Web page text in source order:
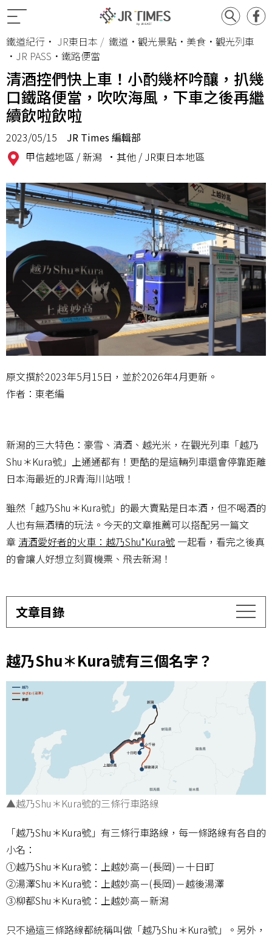
鐵道紀行 • JR東日本
鐵道•觀光景點•美食•觀光列車
•JR PASS•鐵路便當
清酒控們快上車！小酌幾杯吟釀，扒幾
口鐵路便當，吹吹海風，下車之後再繼
續飲啦飲啦
2023/05/15
JR Times 編輯部
甲信越地區 /新潟 •其他 / JR東日本地區
原文撰於2023年5月15日，並於2026年4月更新。
作者：東老編
新潟的三大特色：豪雪、清酒、越光米，在觀光列車「越乃
Shu＊Kura號」上通通都有！更酷的是這輛列車還會停靠距離
日本海最近的JR青海川站哦！
雖然「越乃Shu＊Kura號」的最大賣點是日本酒，但不喝酒的
人也有無酒精的玩法。今天的文章推薦可以搭配另一篇文
章 清酒愛好者的火車：越乃Shu*Kura號 一起看，看完之後真
的會讓人好想立刻買機票、飛去新潟！
文章目錄
越乃Shu＊Kura號有三個名字？
▲越乃Shu＊Kura號的三條行車路線
「越乃Shu＊Kura號」有三條行車路線，每一條路線有各自的
小名：
①越乃Shu＊Kura號：上越妙高－(長岡)－十日町
②湯澤Shu＊Kura號：上越妙高－(長岡)－越後湯澤
③柳都Shu＊Kura號：上越妙高－新潟
只不過這三條路線都統稱叫做「越乃Shu＊Kura號」。另外，